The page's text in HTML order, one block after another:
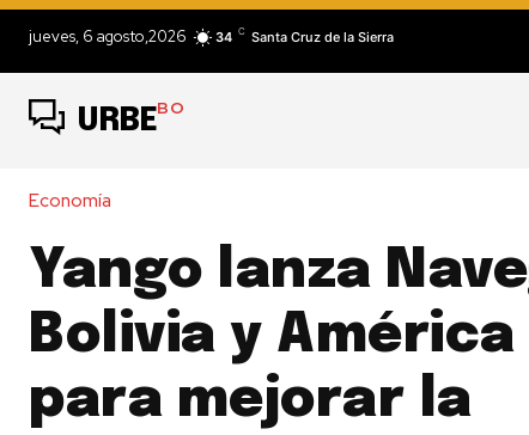
jueves, 6 agosto,2026 34 C Santa Cruz de la Sierra
URBEBO
Economía
Yango lanza
Bolivia y
para mejorar la